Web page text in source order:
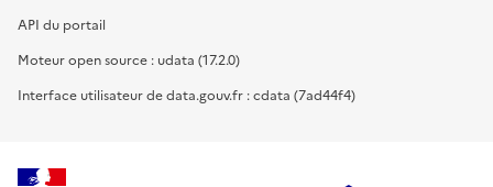
API du portail
Moteur open source : udata (17.2.0)
Interface utilisateur de data.gouv.fr : cdata (7ad44f4)